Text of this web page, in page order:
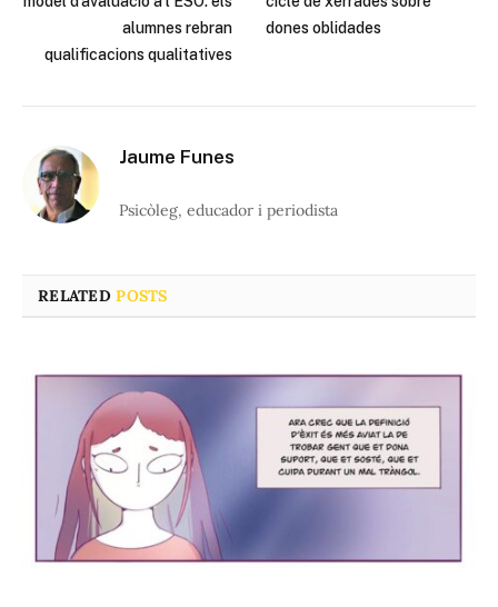
alumnes rebran
qualificacions qualitatives
dones oblidades
Jaume Funes
Psicòleg, educador i periodista
RELATEDPOSTS